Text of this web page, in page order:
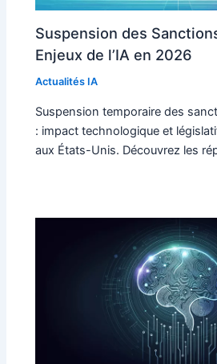
Suspension des
Enjeux de l’IA en 2026
Actualités IA
Suspension temporaire des
: impact technologique et
aux États-Unis. Découvrez les